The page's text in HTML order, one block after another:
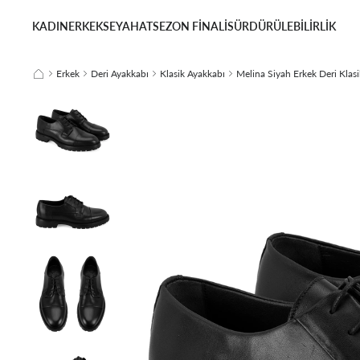
KADINERKEKSEYAHATSEZON FİNALİSÜRDÜRÜLEBİLİRLİK
Erkek Deri Ayakkabı Klasik Ayakkabı Melina Siyah Erkek Deri